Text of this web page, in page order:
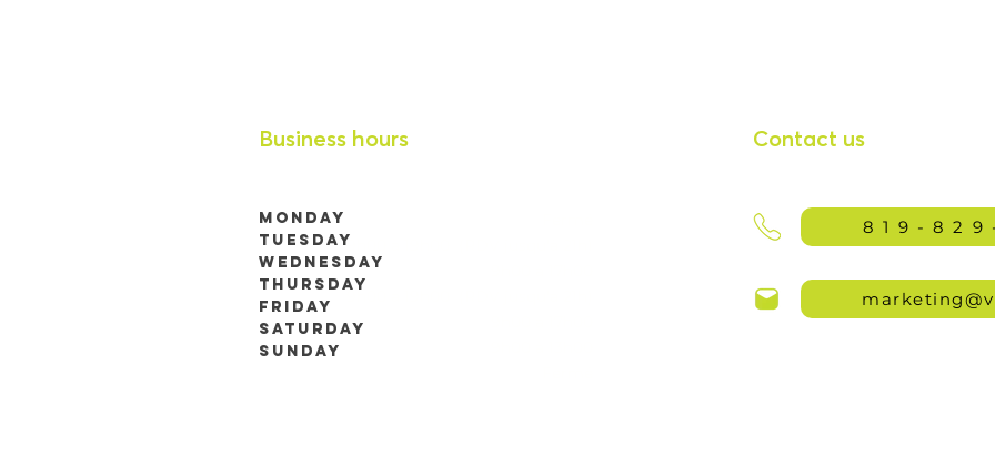
Business hours
Monday
Tuesday
Wednesday
Thursday
Friday
Saturday
Sunday
9h00 à 19h00 (RDV jusqu'à 21h)
9h00 à 19h00 (RDV jusqu'à 21h)
Contact us
819-